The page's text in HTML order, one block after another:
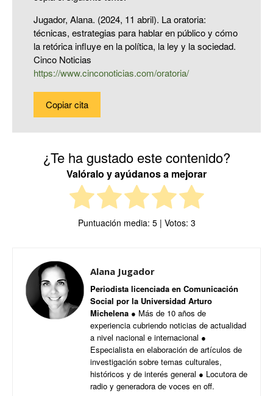
Jugador, Alana. (2024, 11 abril). La oratoria:
técnicas, estrategias para hablar en público y cómo
la retórica influye en la política, la ley y la sociedad.
Cinco Noticias
https://www.cinconoticias.com/oratoria/
Copiar cita
¿Te ha gustado este contenido?
Valóralo y ayúdanos a mejorar
Puntuación media: 5| Votos: 3
Alana Jugador
Periodista licenciada en Comunicación
Social por la Universidad Arturo
Michelena ● Más de 10 años de
experiencia cubriendo noticias de actualidad
a nivel nacional e internacional ●
Especialista en elaboración de artículos de
investigación sobre temas culturales,
históricos y de interés general ● Locutora de
radio y generadora de voces en off.